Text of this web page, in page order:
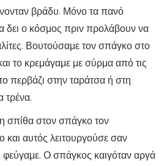
βράδυ. Μόνο τα πανό
δει ο κόσμος πριν προλάβουν να
Βουτούσαμε τον σπάγκο στο
το κρεμάγαμε με σύρμα από τις
περβάζι στην ταράτσα ή στη
τρένα.
σπίθα στον σπάγκο τον
και αυτός λειτουργούσε σαν
φεύγαμε. Ο σπάγκος καιγόταν αργά